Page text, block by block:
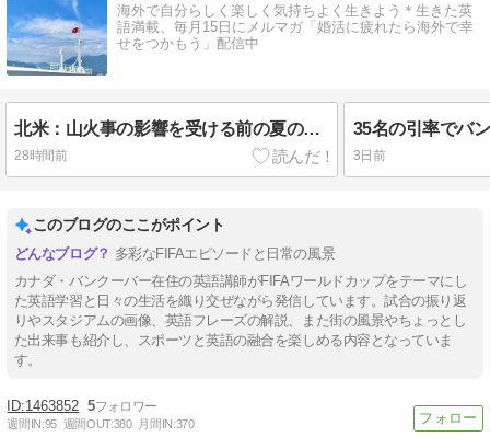
海外で自分らしく楽しく気持ちよく生きよう＊生きた英
語満載、毎月15日にメルマガ「婚活に疲れたら海外で幸
せをつかもう」配信中
北米：山火事の影響を受ける前の夏の空 in Coal Harbour
28時間前 3日前
このブログのここがポイント
多彩なFIFAエピソードと日常の風景
カナダ・バンクーバー在住の英語講師がFIFAワールドカップをテーマにし
た英語学習と日々の生活を織り交ぜながら発信しています。試合の振り返
りやスタジアムの画像、英語フレーズの解説、また街の風景やちょっとし
た出来事も紹介し、スポーツと英語の融合を楽しめる内容となっていま
す。
1463852 5
週間IN:95 週間OUT:380 月間IN:370